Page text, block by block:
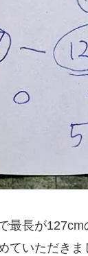
最長が
ていただきま